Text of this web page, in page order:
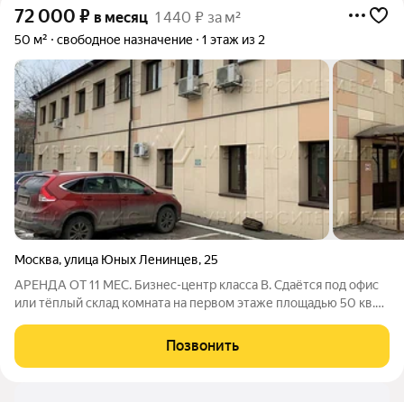
72 000 ₽ в месяц 1 440 ₽ за м²
50 м² свободное назначение 1 этаж из 2
Москва,улица Юных Ленинцев, 25
АРЕНДА ОТ 11 МЕС. Бизнес-центр класса B. Сдаётся под офис
или тёплый склад комната на первом этаже площадью 50 кв.м.
вентиляция. Есть охрана.УСН, эксплуатационные расходы
включены. Лот № 41215. С
Позвонить